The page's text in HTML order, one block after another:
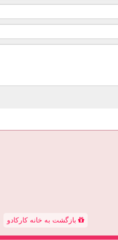
بازگشت به خانه کارکادو